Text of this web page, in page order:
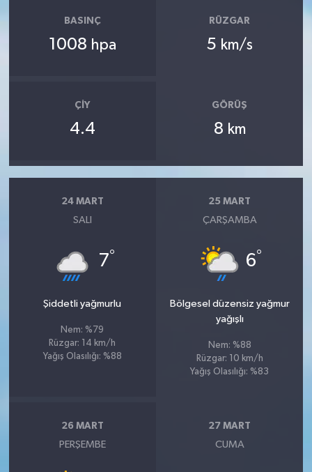
BASINÇ
1008 hpa
RÜZGAR
5 km/s
ÇIY
4.4
GÖRÜŞ
8 km
24 MART
SALI
7°
Şiddetli yağmurlu
Nem: %79
Rüzgar: 14 km/h
Yağış Olasılığı: %88
25 MART
ÇARŞAMBA
6°
Bölgesel düzensiz yağmur
yağışlı
Nem: %88
Rüzgar: 10 km/h
Yağış Olasılığı: %83
26 MART
PERŞEMBE
27 MART
CUMA